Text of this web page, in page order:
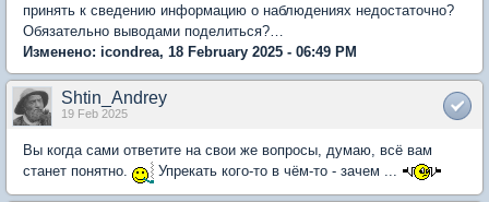
принять к сведению информацию о наблюдениях недостаточно?
Обязательно выводами поделиться?…
Изменено: icondrea, 18 February 2025 - 06:49 PM
Shtin_Andrey
19 Feb 2025
Вы когда сами ответите на свои же вопросы, думаю, всё вам
станет понятно.
Упрекать кого-то в чём-то - зачем ...